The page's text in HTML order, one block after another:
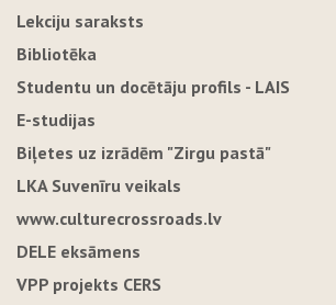
Lekciju saraksts
Bibliotēka
Studentu un docētāju profils - LAIS
E-studijas
Biļetes uz izrādēm "Zirgu pastā"
LKA Suvenīru veikals
www.culturecrossroads.lv
DELE eksāmens
VPP projekts CERS